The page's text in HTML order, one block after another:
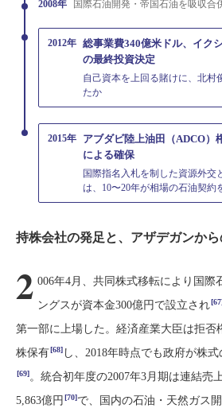
2008年 国際石油開発・帝国石油を吸収合
2012年 総事業費340億米ドル、イク
の最終投資決定
自己資本を上回る賭けに、北村
たか
2015年
アブダビ陸上油田（ADCO）
による確保
国際指名入札を制した資源外交
は、10〜20年が相場の石油契約
持株会社の発足と、アザデガンか
2 006年4月、共同株式移転により国際
ングスが資本金300億円で設立され
第一部に上場した。経済産業大臣は拒否
株保有[68] し、2018年時点でも政府が株
[69]。統合初年度の2007年3月期は連結売
5,863億円 [70]で、国内の石油・天然ガス